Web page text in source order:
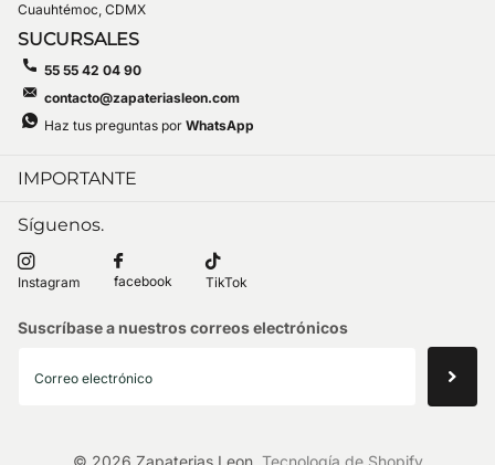
IMPORTANTE
Cuauhtémoc, CDMX
SUCURSALES
55 55 42 04 90
contacto@zapateriasleon.com
Haz tus preguntas por WhatsApp
Síguenos.
Instagram facebook TikTok
Suscríbase a nuestros correos electrónicos